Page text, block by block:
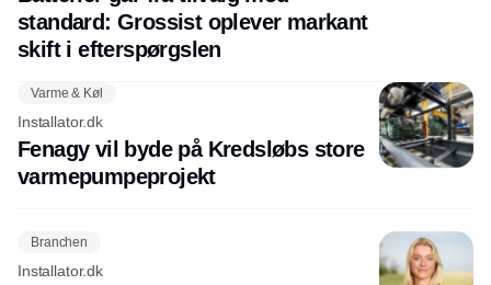
standard: Grossist oplever markant
skift i efterspørgslen
Varme & Køl
Installator.dk
Fenagy vil byde på Kredsløbs store
varmepumpeprojekt
Branchen
Installator.dk